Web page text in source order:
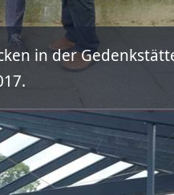
in der